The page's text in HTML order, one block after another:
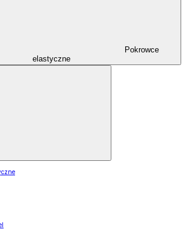
Pokrowce
elastyczne